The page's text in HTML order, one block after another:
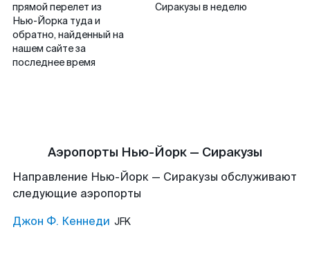
прямой перелет из
Нью-Йорка туда и
обратно, найденный на
нашем сайте за
последнее время
Сиракузы в неделю
Аэропорты Нью-Йорк — Сиракузы
Направление Нью-Йорк — Сиракузы обслуживают
следующие аэропорты
Джон Ф. Кеннеди JFK